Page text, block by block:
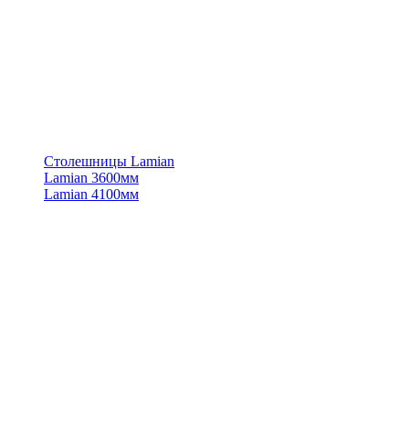
Столешницы Lamian
Lamian 3600мм
Lamian 4100мм